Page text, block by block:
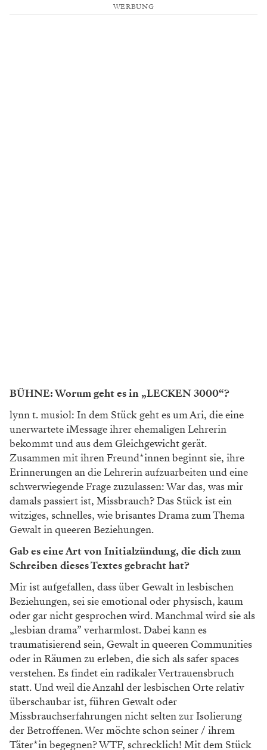
WERBUNG
BÜHNE: Worum geht es in „LECKEN 3000“?
lynn t. musiol: In dem Stück geht es um Ari, die eine
unerwartete iMessage ihrer ehemaligen Lehrerin
bekommt und aus dem Gleichgewicht gerät.
Zusammen mit ihren Freund*innen beginnt sie, ihre
Erinnerungen an die Lehrerin aufzuarbeiten und eine
schwerwiegende Frage zuzulassen: War das, was mir
damals passiert ist, Missbrauch? Das Stück ist ein
witziges, schnelles, wie brisantes Drama zum Thema
Gewalt in queeren Beziehungen.
Gab es eine Art von Initialzündung, die dich zum
Schreiben dieses Textes gebracht hat?
Mir ist aufgefallen, dass über Gewalt in lesbischen
Beziehungen, sei sie emotional oder physisch, kaum
oder gar nicht gesprochen wird. Manchmal wird sie als
„lesbian drama” verharmlost. Dabei kann es
traumatisierend sein, Gewalt in queeren Communities
oder in Räumen zu erleben, die sich als safer spaces
verstehen. Es findet ein radikaler Vertrauensbruch
statt. Und weil die Anzahl der lesbischen Orte relativ
überschaubar ist, führen Gewalt oder
Missbrauchserfahrungen nicht selten zur Isolierung
der Betroffenen. Wer möchte schon seiner / ihrem
Täter*in begegnen? WTF, schrecklich! Mit dem Stück